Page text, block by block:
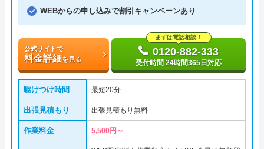
WEBからの申し込みで割引キャンペーンあり
公式サイトで
料金詳細を見る
まずは電話相談！
0120-882-333
受付時間 24時間365日対応
駆けつけ時間 最短20分
出張見積もり 出張見積もり無料
作業料金 5,500円～